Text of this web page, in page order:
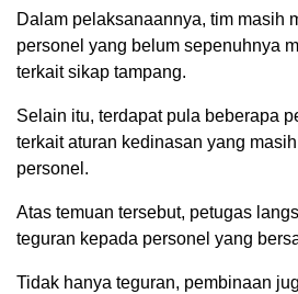
Dalam pelaksanaannya, tim masih
personel yang belum sepenuhnya
terkait sikap tampang.
Selain itu, terdapat pula beberapa
terkait aturan kedinasan yang
personel.
Atas temuan tersebut, petugas
teguran kepada personel yang
Tidak hanya teguran, pembinaan